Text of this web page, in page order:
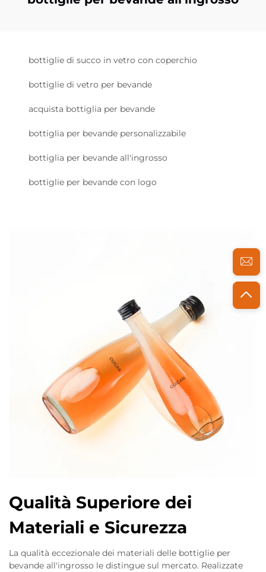
bottiglie di succo in vetro con coperchio
bottiglie di vetro per bevande
acquista bottiglia per bevande
bottiglia per bevande personalizzabile
bottiglia per bevande all'ingrosso
bottiglie per bevande con logo
Qualità Superiore dei
Materiali e Sicurezza
La qualità eccezionale dei materiali delle bottiglie per
bevande all'ingrosso le distingue sul mercato. Realizzate